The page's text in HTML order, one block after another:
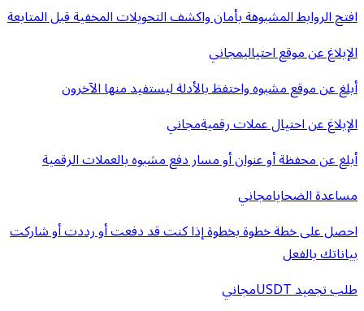
افتح الروابط المشبوهة بأمان واكشف التحويلات المخفية قبل المتابعة
الإبلاغ عن موقع احتياليمجاني
أبلغ عن موقع مشبوه واحتفظ بالأدلة ليستفيد منها الآخرون
الإبلاغ عن احتيال عملات رقميةمجاني
أبلغ عن محفظة أو عنوان أو مسار دفع مشبوه بالعملات الرقمية
مساعدة الضحايامجاني
احصل على خطة خطوة بخطوة إذا كنت قد دفعت أو رددت أو شاركت
بياناتك بالفعل
طلب تجميد USDT
مجاني